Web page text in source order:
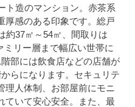
ト造のマンション。赤茶系
厚感のある印象です。総戸
約37㎡～54㎡、間取りは
リー層まで幅広い世帯に
部には飲食店などの店舗が
らになります。セキュリテ
理人体制、お部屋前にモニ
ていて安心安全。また、最